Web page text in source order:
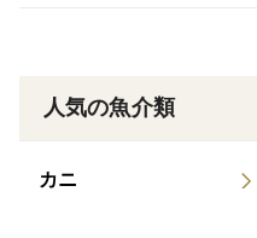
らず、日々、熟年職人が
人気の魚介類
カニ